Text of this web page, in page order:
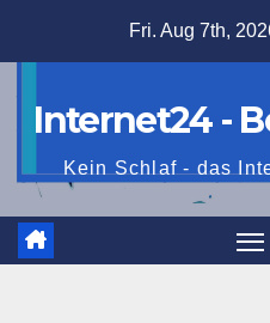
Fri. Aug 7th,
Internet24 -
Kein Schlaf - das